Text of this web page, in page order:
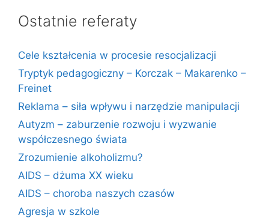
Ostatnie referaty
Cele kształcenia w procesie resocjalizacji
Tryptyk pedagogiczny – Korczak – Makarenko –
Freinet
Reklama – siła wpływu i narzędzie manipulacji
Autyzm – zaburzenie rozwoju i wyzwanie
współczesnego świata
Zrozumienie alkoholizmu?
AIDS – dżuma XX wieku
AIDS – choroba naszych czasów
Agresja w szkole